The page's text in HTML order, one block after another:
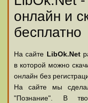
онлайн и
бесплатно
На сайте LibOk.Net
в которой можно
онлайн без
На сайте мы
"Познание". В